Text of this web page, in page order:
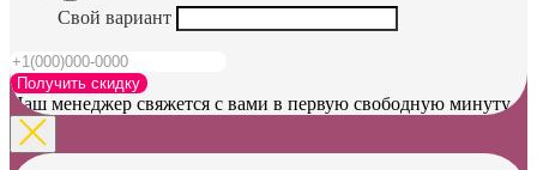
Свой вариант
Получить скидку
Наш менеджер свяжется с вами в первую свободную минуту